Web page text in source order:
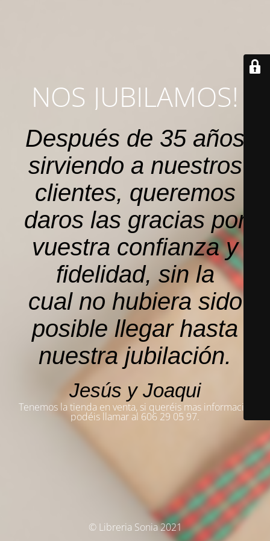
NOS JUBILAMOS!
Después de 35 años
sirviendo a nuestros
clientes, queremos
daros las gracias por
vuestra confianza y
fidelidad, sin la
cual no hubiera sido
posible llegar hasta
nuestra jubilación.
Jesús y Joaqui
Tenemos la tienda en venta, si queréis mas información,
podéis llamar al 606 29 05 97.
© Libreria Sonia 2021